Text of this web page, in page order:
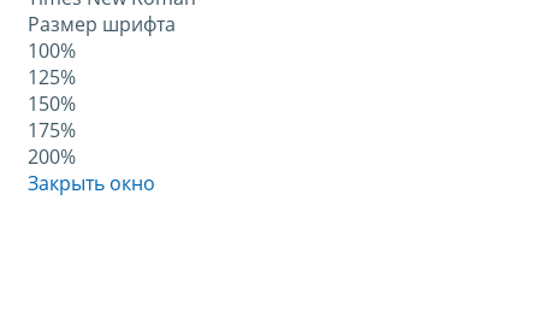
Размер шрифта
100%
125%
150%
175%
200%
Закрыть окно